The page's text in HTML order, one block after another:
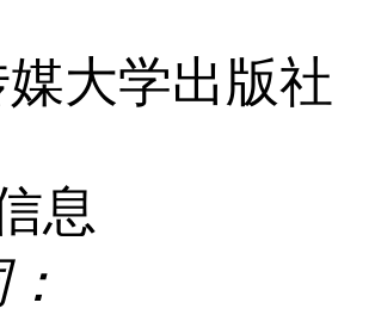
大学出版社
息
：